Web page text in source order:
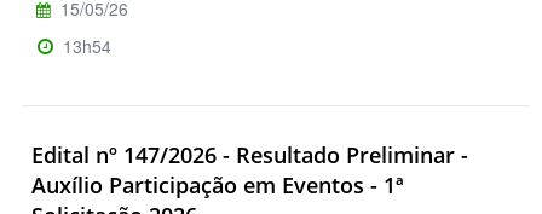
15/05/26
13h54
Edital nº 147/2026 - Resultado Preliminar -
Auxílio Participação em Eventos - 1ª